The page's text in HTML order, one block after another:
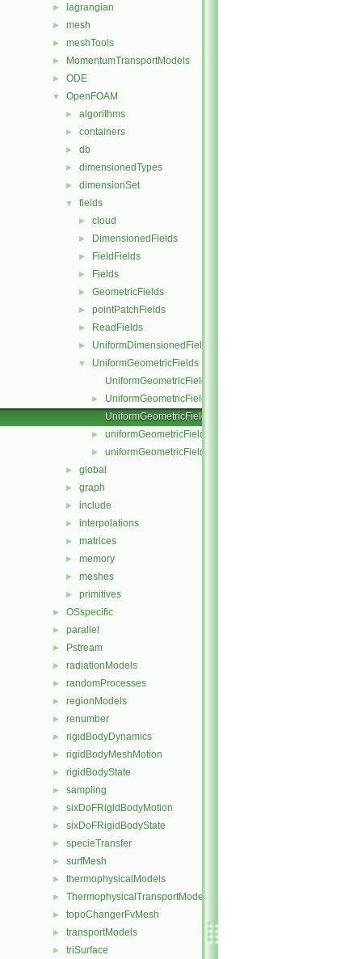
► lagrangian
► mesh
► meshTools
► MomentumTransportModels
► ODE
▼ OpenFOAM
► algorithms
► containers
► db
► dimensionedTypes
► dimensionSet
▼ fields
► cloud
► DimensionedFields
► FieldFields
► Fields
► GeometricFields
► pointPatchFields
► ReadFields
► UniformDimensionedFields
▼
UniformGeometricFields
UniformGeometricField.C
►
UniformGeometricField.H
UniformGeometricFieldI.H
► uniformGeometricFields.C
► uniformGeometricFields.H
► global
► graph
► include
► interpolations
► matrices
► memory
► meshes
► primitives
► OSspecific
► parallel
► Pstream
► radiationModels
► randomProcesses
► regionModels
► renumber
► rigidBodyDynamics
► rigidBodyMeshMotion
► rigidBodyState
► sampling
► sixDoFRigidBodyMotion
► sixDoFRigidBodyState
► specieTransfer
► surfMesh
► thermophysicalModels
► ThermophysicalTransportModels
► topoChangerFvMesh
► transportModels
► triSurface